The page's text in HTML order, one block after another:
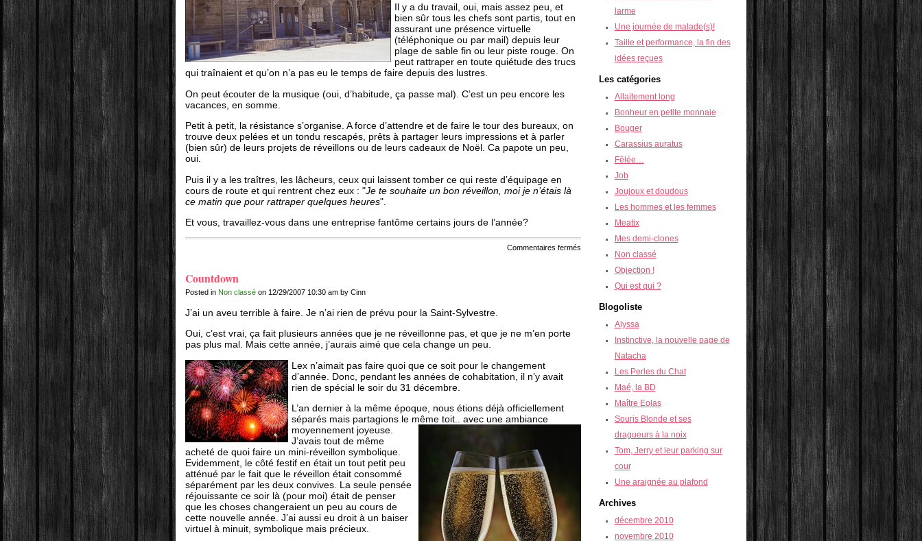
Il y a du travail, oui, mais assez peu, et
bien sûr tous les chefs sont partis, tout en
assurant une présence virtuelle
(téléphonique ou par mail) depuis leur
plage de sable fin ou leur piste rouge. On
peut rattraper en toute quiétude des trucs
qui traînaient et qu’on n’a pas eu le temps de faire depuis des lustres.
On peut écouter de la musique (oui, d’habitude, ça passe mal). C’est un peu encore les
vacances, en somme.
Petit à petit, la résistance s’organise. A force d’attendre et de faire le tour des bureaux, on
trouve deux pelées et un tondu rescapés, prêts à partager leurs impressions et à parler
(bien sûr) de leurs projets de réveillons ou de leurs cadeaux de Noël. Ca papote un peu,
oui.
Puis il y a les traîtres, les lâcheurs, ceux qui laissent tomber ce qui reste d’équipage en
cours de route et qui rentrent chez eux : "Je te souhaite un bon réveillon, moi je n’étais là
ce matin que pour rattraper quelques heures".
Et vous, travaillez-vous dans une entreprise fantôme certains jours de l’année?
Commentaires ferméssur
Countdown
Posted in Non classé on 12/29/2007 10:30 am by Cinn
J’ai un aveu terrible à faire. Je n’ai rien de prévu pour la Saint-Sylvestre.
Oui, c’est vrai, ça fait plusieurs années que je ne réveillonne pas, et que je ne m’en porte
pas plus mal. Mais cette année, j’aurais aimé que cela change un peu.
Lex n’aimait pas faire quoi que ce soit pour le changement
d’année. Donc, pendant les années de cohabitation, il n’y avait
rien de spécial le soir du 31 décembre.
L’an dernier à la même époque, nous étions déjà officiellement
séparés mais partagions le même toit.. avec une ambiance
moyennement joyeuse.
J’avais tout de même
acheté de quoi faire un mini-réveillon symbolique.
Evidemment, le côté festif en était un tout petit peu
atténué par le fait que le réveillon était consommé
séparément par les deux convives. La seule pensée
réjouissante ce soir là (pour moi) était de penser
que les choses changeraient un peu au cours de
cette nouvelle année. J’ai aussi eu droit à un baiser
virtuel à minuit, symbolique mais précieux.
larme
Une journée de malade(s)!
Taille et performance, la fin des
idées reçues
Les catégories
Allaitement long
Bonheur en petite monnaie
Bouger
Carassius auratus
Fêlée…
Job
Joujoux et doudous
Les hommes et les femmes
Meatix
Mes demi-clones
Non classé
Objection !
Qui est qui ?
Blogoliste
Alyssa
Instinctive, la nouvelle page de
Natacha
Les Perles du Chat
Maé, la BD
Maître Eolas
Souris Blonde et ses
dragueurs à la noix
Tom, Jerry et leur parking sur
cour
Une araignée au plafond
Archives
décembre 2010
novembre 2010